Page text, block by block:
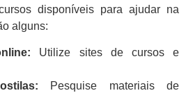
disponíveis para ajudar na
alguns:
Utilize sites de cursos e
Pesquise materiais de